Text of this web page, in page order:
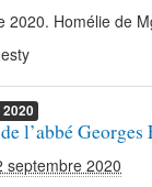
2020. Homélie de
2020
l’abbé
septembre 2020